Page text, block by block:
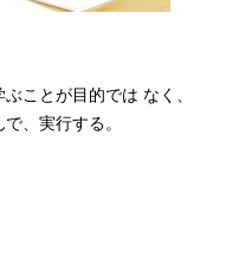
ことが目的では なく、
、実行する。